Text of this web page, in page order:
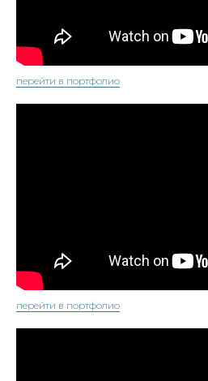
перейти в портфолио
перейти в портфолио